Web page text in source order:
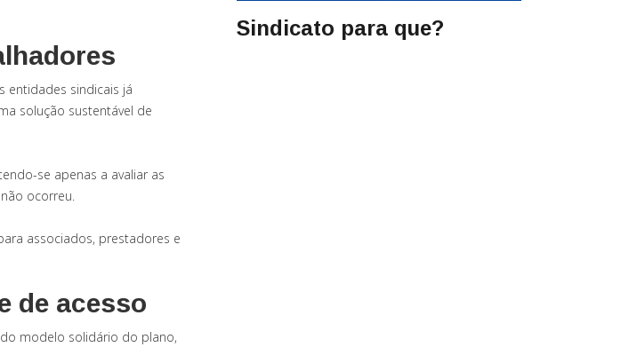
entidades sindicais já
solução sustentável de
se apenas a avaliar as
ocorreu.
associados, prestadores e
de acesso
modelo solidário do plano,
Sindicato para que?